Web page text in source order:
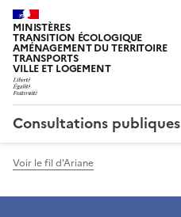
MINISTÈRES
TRANSITION ÉCOLOGIQUE
AMÉNAGEMENT DU TERRITOIRE
TRANSPORTS
VILLE ET LOGEMENT
Consultations publiques
Voir le fil d'Ariane